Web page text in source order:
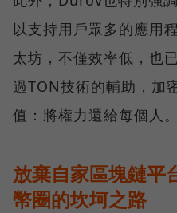
以支持用戶眾多的應用
太坊，不僅效率低，也
過TON技術的輔助，加
值：將權力還給每個人。
放棄自家區塊鏈
幣圈的坎坷之路